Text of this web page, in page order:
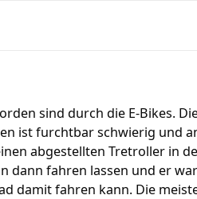
sind durch die E-Bikes.
ist furchtbar schwierig und
abgestellten Tretroller in
fahren lassen und er
damit fahren kann. Die